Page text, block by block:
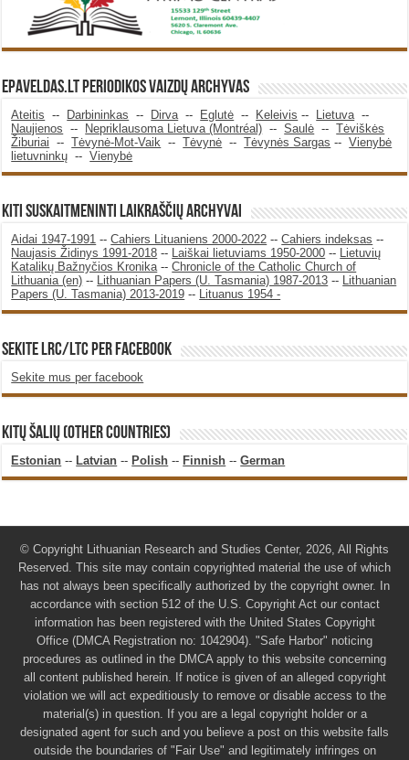
Epaveldas.LT periodikos vaizdų archyvas
Ateitis -- Darbininkas -- Dirva -- Eglutė -- Keleivis -- Lietuva --
Naujienos -- Nepriklausoma Lietuva (Montréal) --Saulė --Tėviškės
Žiburiai --Tėvynė-Mot-Vaik --Tėvynė --Tėvynės Sargas --Vienybė
lietuvninkų --Vienybė
KITI SUSKAITMENINTI LAIKRAŠČIŲ ARCHYVAI
Aidai 1947-1991 --Cahiers Lituaniens 2000-2022 --Cahiers indeksas --
Naujasis Židinys 1991-2018 -- Laiškai lietuviams 1950-2000 -- Lietuvių
Katalikų Bažnyčios Kronika --Chronicle of the Catholic Church of
Lithuania (en) -- Lithuanian Papers (U. Tasmania) 1987-2013 -- Lithuanian
Papers (U. Tasmania) 2013-2019 -- Lituanus 1954 -
SEKITE LRC/LTC PER FACEBOOK
Sekite mus per facebook
KITŲ ŠALIŲ (OTHER COUNTRIES)
Estonian --Latvian --Polish --Finnish --German
© Copyright Lithuanian Research and Studies Center, 2026, All Rights
Reserved. This site may contain copyrighted material the use of which
has not always been specifically authorized by the copyright owner. In
accordance with section 512 of the U.S. Copyright Act our contact
information has been registered with the United States Copyright
Office (DMCA Registration no: 1042904). "Safe Harbor" noticing
procedures as outlined in the DMCA apply to this website concerning
all content published herein. If notice is given of an alleged copyright
violation we will act expeditiously to remove or disable access to the
material(s) in question. If you are a legal copyright holder or a
designated agent for such and you believe a post on this website falls
outside the boundaries of "Fair Use" and legitimately infringes on